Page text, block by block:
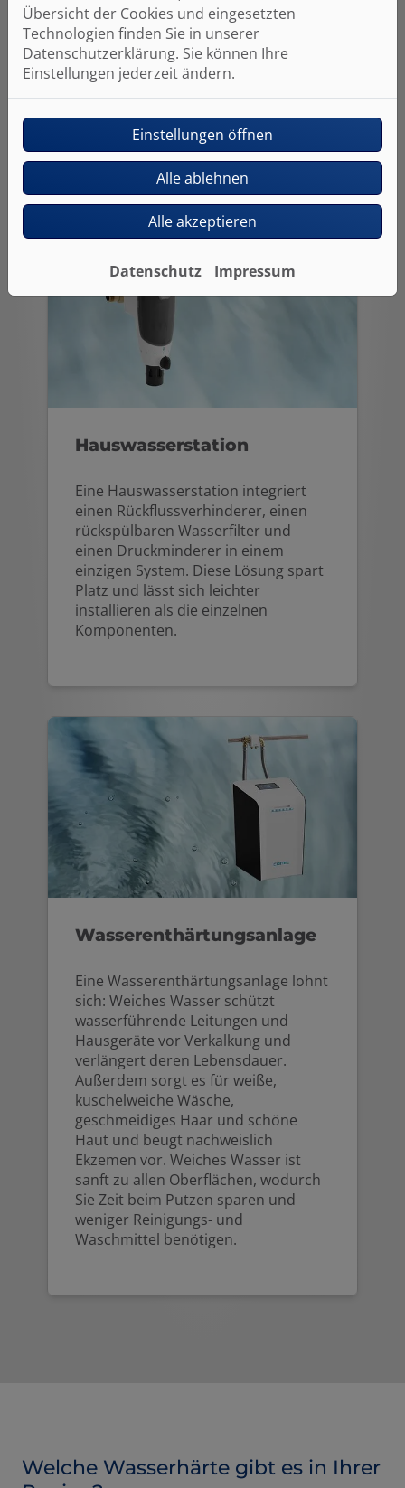
gleichmäßiges Niveau zu regeln. Ist
der Druck zu hoch, wirkt sich das
negativ auf den Wasserverbrauch
und die Geräuschentwicklung in den
Armaturen aus. Weiterer Vorteil:
Schäden durch Überdruck, wie z. B.
Rohrbrüche, werden vermieden.
Hauswasserstation
Eine Hauswasserstation integriert
einen Rückflussverhinderer, einen
rückspülbaren Wasserfilter und
einen Druckminderer in einem
einzigen System. Diese Lösung spart
Platz und lässt sich leichter
installieren als die einzelnen
Komponenten.
Wasserenthärtungsanlage
Eine Wasserenthärtungsanlage lohnt
sich: Weiches Wasser schützt
wasserführende Leitungen und
Hausgeräte vor Verkalkung und
verlängert deren Lebensdauer.
Außerdem sorgt es für weiße,
kuschelweiche Wäsche,
geschmeidiges Haar und schöne
Haut und beugt nachweislich
Ekzemen vor. Weiches Wasser ist
sanft zu allen Oberflächen, wodurch
Sie Zeit beim Putzen sparen und
weniger Reinigungs- und
Waschmittel benötigen.
Welche Wasserhärte gibt es in Ihrer
Übersicht der Cookies und eingesetzten
Technologien finden Sie in unserer
Datenschutzerklärung. Sie können Ihre
Einstellungen jederzeit ändern.
Einstellungen öffnen
Alle ablehnen
Alle akzeptieren
Datenschutz Impressum